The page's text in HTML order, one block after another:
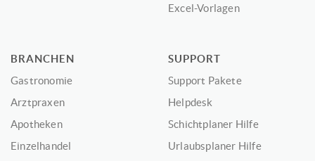
Excel-Vorlagen
BRANCHEN
Gastronomie
Arztpraxen
Apotheken
Einzelhandel
SUPPORT
Support Pakete
Helpdesk
Schichtplaner Hilfe
Urlaubsplaner Hilfe